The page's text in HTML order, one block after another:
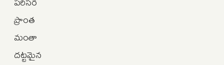
ప్రాంత
మంతా
దట్టమైన